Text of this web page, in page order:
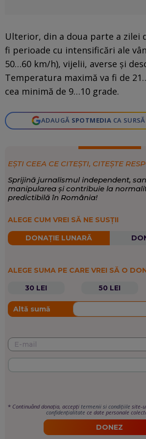
Ulterior, din a doua parte a zilei
fi perioade cu intensificări ale
50…60 km/h), vijelii, averse şi
Temperatura maximă va fi de
cea minimă de 9…10 grade.
ADAUGĂ SPOTMEDIA CA
EȘTI CEEA CE CITEȘTI, CITEȘTE
Sprijină jurnalismul independent,
manipularea și contribuie la
predictibilă în România!
ALEGE CUM VREI SĂ NE SUSȚII
DONAȚIE LUNARĂ
ALEGE SUMA PE CARE VREI SĂ O
30 LEI
50 LEI
Altă sumă
* Continuând donația, accepți termenii si condițiile site-
confidențialitate ce date personale
DONEZ